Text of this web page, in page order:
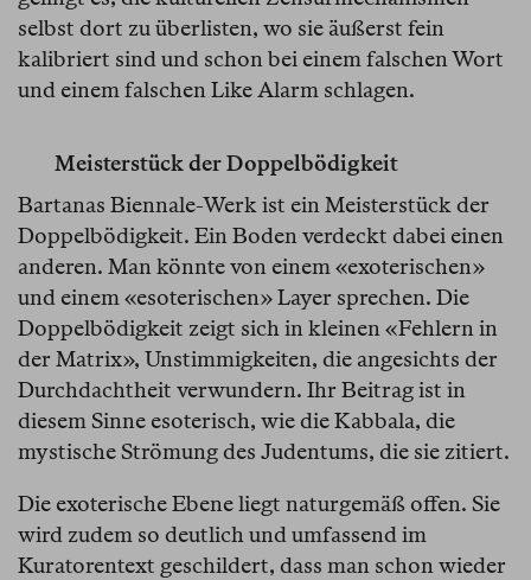
selbst dort zu überlisten, wo sie äußerst fein
kalibriert sind und schon bei einem falschen Wort
und einem falschen Like Alarm schlagen.
Meisterstück der Doppelbödigkeit
Bartanas Biennale-Werk ist ein Meisterstück der
Doppelbödigkeit. Ein Boden verdeckt dabei einen
anderen. Man könnte von einem «exoterischen»
und einem «esoterischen» Layer sprechen. Die
Doppelbödigkeit zeigt sich in kleinen «Fehlern in
der Matrix», Unstimmigkeiten, die angesichts der
Durchdachtheit verwundern. Ihr Beitrag ist in
diesem Sinne esoterisch, wie die Kabbala, die
mystische Strömung des Judentums, die sie zitiert.
Die exoterische Ebene liegt naturgemäß offen. Sie
wird zudem so deutlich und umfassend im
Kuratorentext geschildert, dass man schon wieder